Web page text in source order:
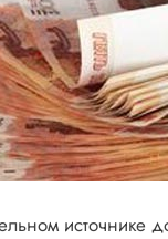
источнике